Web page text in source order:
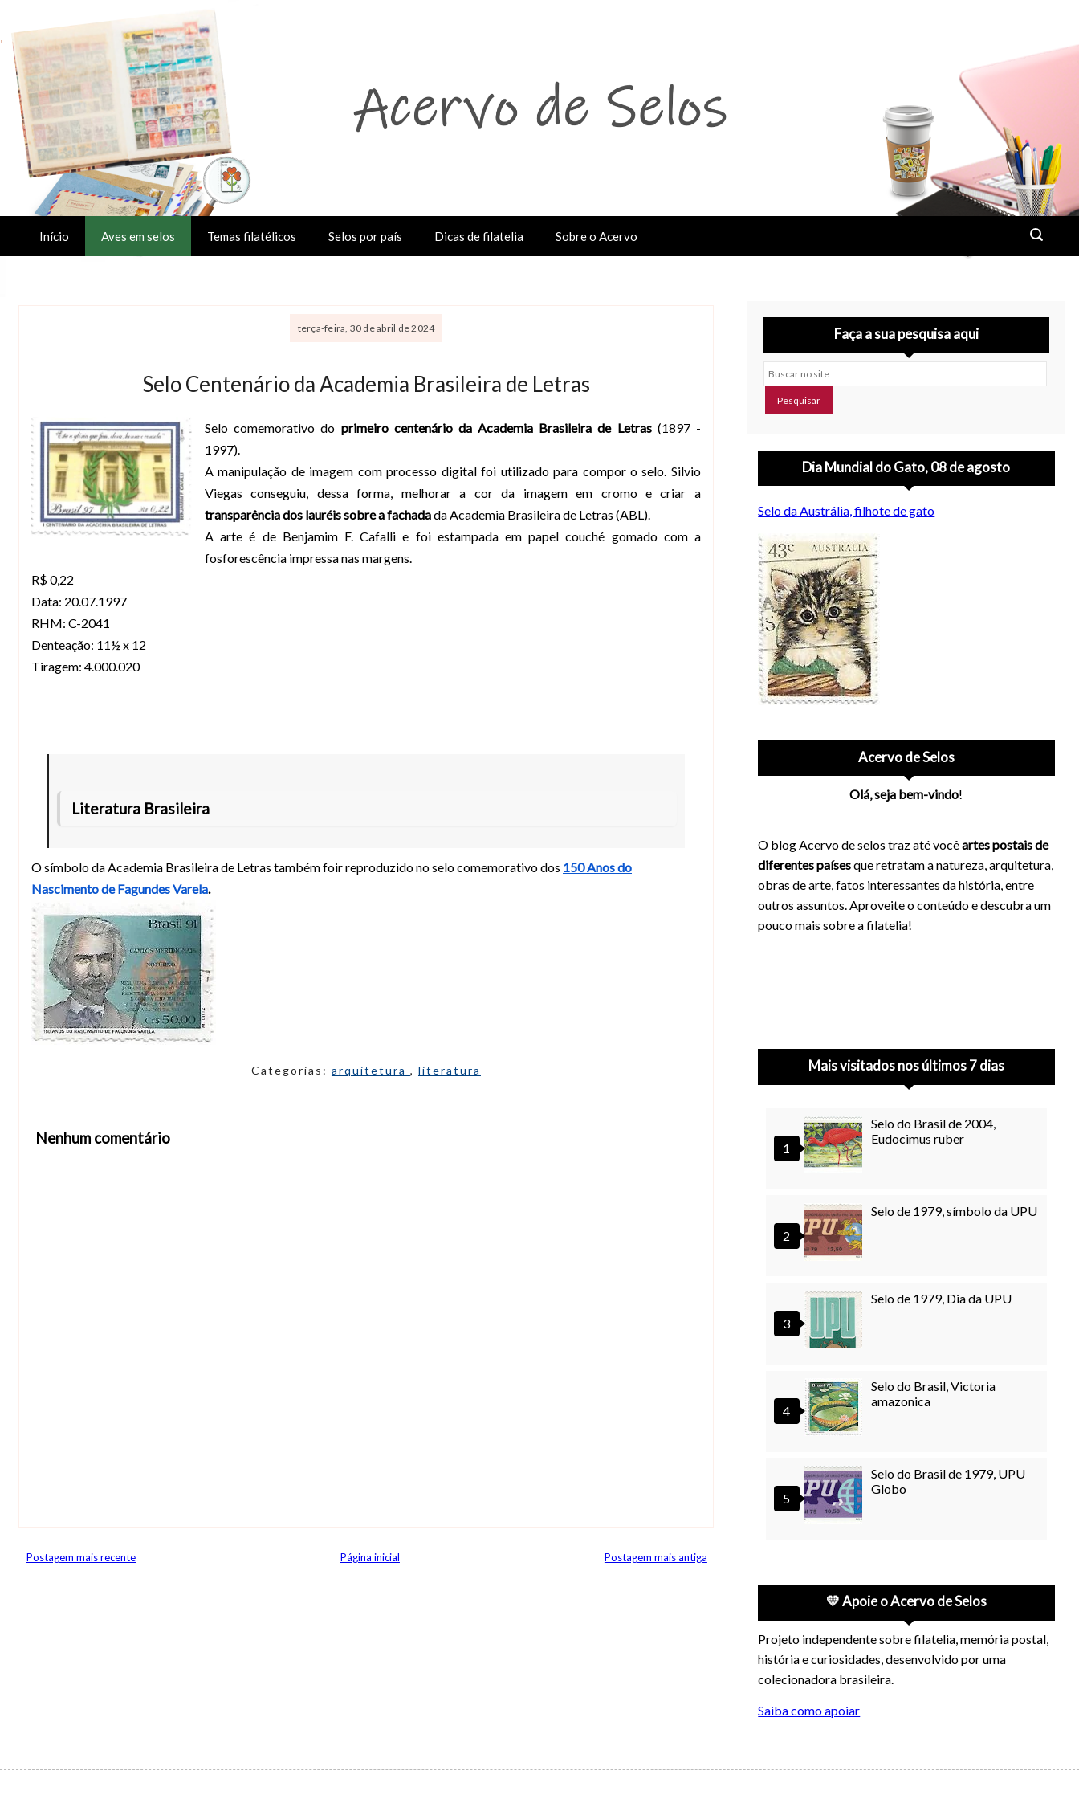
Início Aves em selos Temas filatélicos Selos por país Dicas de filatelia Sobre o Acervo
terça-feira, 30 de abril de 2024
Selo Centenário da Academia Brasileira de Letras
Selo comemorativo do primeiro centenário da Academia Brasileira de Letras(1897 -
1997).
A manipulação de imagem com processo digital foi utilizado para compor o selo. Silvio
Viegas conseguiu, dessa forma, melhorar a cor da imagem em cromo e criar a
transparência dos lauréis sobre a fachadada Academia Brasileira de Letras (ABL).
A arte é de Benjamim F. Cafalli e foi estampada em papel couché gomado com a
fosforescência impressa nas margens.
R$ 0,22
Data: 20.07.1997
RHM: C-2041
Denteação: 11½ x 12
Tiragem: 4.000.020
Literatura Brasileira
O símbolo da Academia Brasileira de Letras também foir reproduzido no selo comemorativo dos 150 Anos do
Nascimento de Fagundes Varela.
Categorias: arquitetura , literatura
Nenhum comentário
Postagem mais recente Postagem mais antiga
Página inicial
Faça a sua pesquisa aqui
Buscar no site
Dia Mundial do Gato, 08 de agosto
Selo da Austrália, filhote de gato
Acervo de Selos
Olá, seja bem-vindo!
O blog Acervo de selos traz até vocêartes postais de
diferentes paísesque retratam a natureza, arquitetura,
obras de arte, fatos interessantes da história, entre
outros assuntos. Aproveite o conteúdo e descubra um
pouco mais sobre a filatelia!
Mais visitados nos últimos 7 dias
Selo do Brasil de 2004,
Eudocimus ruber
Selo de 1979, símbolo da UPU
Selo de 1979, Dia da UPU
Selo do Brasil, Victoria
amazonica
Selo do Brasil de 1979, UPU
Globo
💛 Apoie o Acervo de Selos
Projeto independente sobre filatelia, memória postal,
história e curiosidades, desenvolvido por uma
colecionadora brasileira.
Saiba como apoiar